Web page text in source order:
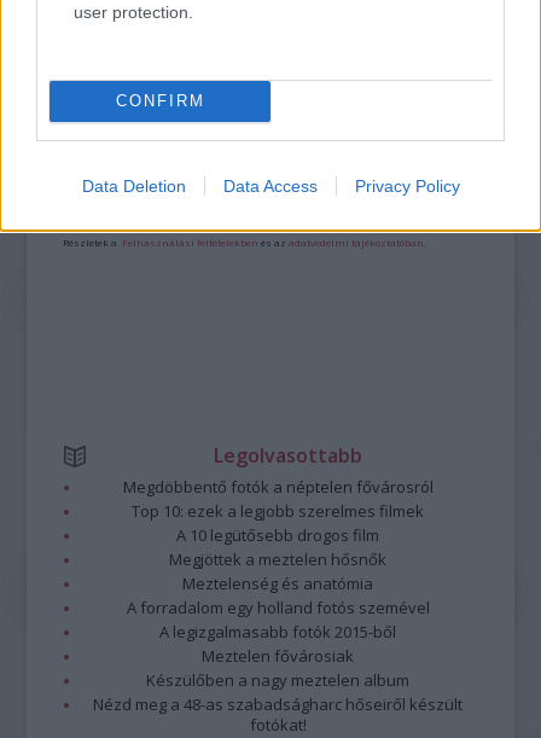
user protection.
CONFIRM
Data Deletion Data Access Privacy Policy
A bejegyzés trackback címe:
https://kulturpart.hu/api/trackback/id/7921172
Kommentek:
minősülnek, értük aszolgáltatás technikaiüzemeltetője semmilyen felelősséget
Részletek a Felhasználási feltételekben és azadatvédelmi tájékoztatóban
Legolvasottabb
Megdöbbentő fotók a néptelen fővárosról
Top 10: ezek a legjobb szerelmes filmek
A 10 legütősebb drogos film
Megjöttek a meztelen hősnők
Meztelenség és anatómia
A forradalom egy holland fotós szemével
A legizgalmasabb fotók 2015-ből
Meztelen fővárosiak
Készülőben a nagy meztelen album
Nézd meg a 48-as szabadságharc hőseiről készült
fotókat!